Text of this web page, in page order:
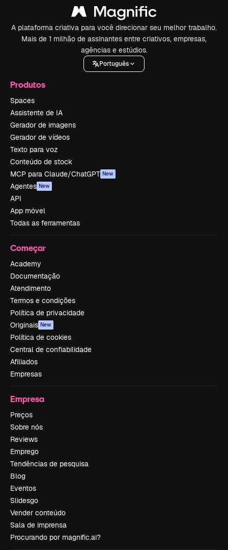
A plataforma criativa para você direcionar seu melhor trabalho.
Mais de 1 milhão de assinantes entre criativos, empresas,
agências e estúdios.
Português
Produtos
Spaces
Assistente de IA
Gerador de imagens
Gerador de vídeos
Texto para voz
Conteúdo de stock
MCP para Claude/ChatGPT New
Agentes New
API
App móvel
Todas as ferramentas
Começar
Academy
Documentação
Atendimento
Termos e condições
Política de privacidade
Originais New
Política de cookies
Central de confiabilidade
Afiliados
Empresas
Empresa
Preços
Sobre nós
Reviews
Emprego
Tendências de pesquisa
Blog
Eventos
Slidesgo
Vender conteúdo
Sala de imprensa
Procurando por magnific.ai?